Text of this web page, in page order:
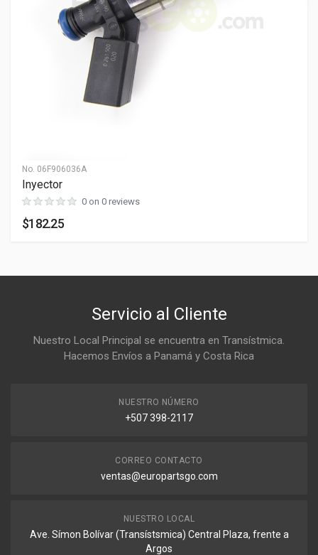
Dimensiones
0 cm
No. 06F906036A
Inyector
0 on 0 reviews
$182.25
Servicio al Cliente
Nuestro Local Principal se encuentra en Transístmica.
Hacemos Envíos a Panamá y Costa Rica
NUESTRO NÚMERO
+507 398-2117
CORREO CONTACTO
ventas@europartsgo.com
NUESTRO LOCAL
Ave. Símon Bolívar (Transístsmica) Central Plaza, frente a
Argos